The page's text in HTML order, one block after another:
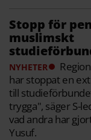
Stopp för
muslimskt
NYHETER
har stoppat en
till
trygga", säger S-
vad andra har
Yusuf.